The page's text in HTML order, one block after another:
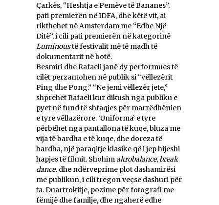
Çarkës, “Heshtja e Pemëve të Bananes”,
pati premierën në IDFA, dhe këtë vit, ai
rikthehet në Amsterdam me “Edhe Një
Ditë”, i cili pati premierën në kategorinë
Luminoustë festivalit më të madh të
dokumentarit në botë.
Besmiri dhe Rafaeli janë dy performues të
cilët perzantohen në publik si “vëllezërit
Ping dhe Pong.” “Ne jemi vëllezër jete,”
shprehet Rafaeli kur dikush nga publiku e
pyet në fund të shfaqjes për marrëdhënien
e tyre vëllazërore. ‘Uniforma’ e tyre
përbëhet nga pantallona të kuqe, bluza me
vija të bardha e të kuqe, dhe doreza të
bardha, një paraqitje klasike që i jep hijeshi
hapjes të filmit. Shohimakrobalance, break
dance, dhe ndërveprime plot dashamirësi
me publikun, i cili tregon veçse dashuri për
ta. Duartrokitje, pozime për fotografi me
fëmijë dhe familje, dhe ngaherë edhe